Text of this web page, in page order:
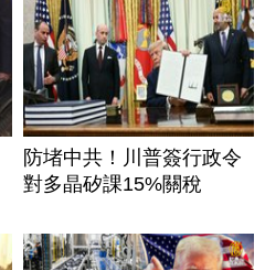
防堵中共！川普簽行政令
對多晶矽課15%關稅